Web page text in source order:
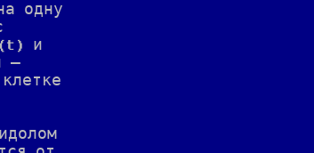
одну
(t) и
—